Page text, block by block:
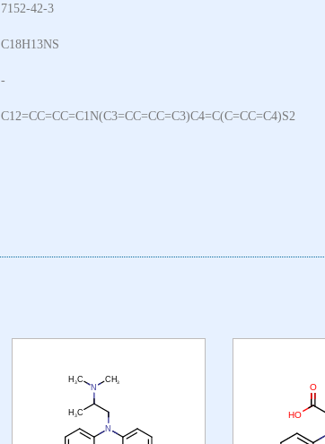
7152-42-3
C18H13NS
-
C12=CC=CC=C1N(C3=CC=CC=C3)C4=C(C=CC=C4)S2